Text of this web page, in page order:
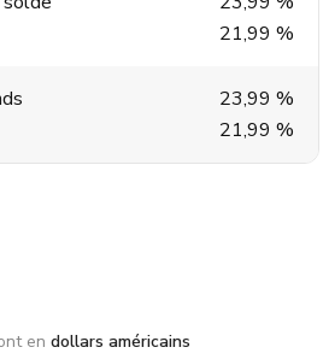
21,99 %
23,99 %
21,99 %
en dollars américains